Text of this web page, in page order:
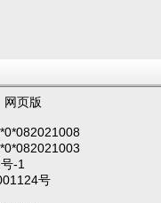
网页版
-1
号